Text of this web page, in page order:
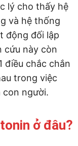
lý cho thấy hệ
và hệ thống
động đối lập
cứu này còn
điều chắc chắn
trong việc
con người.
ở đâu?